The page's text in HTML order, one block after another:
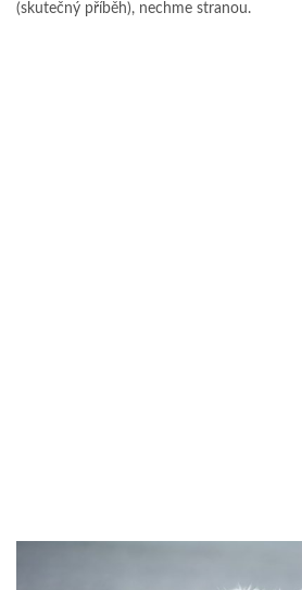
(skutečný příběh), nechme stranou.